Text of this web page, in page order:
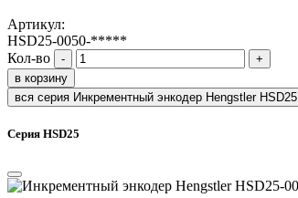
Артикул:
HSD25-0050-*****
Кол-во
-
+
в корзину
вся серия Инкрементный энкодер Hengstler HSD25
Серия HSD25